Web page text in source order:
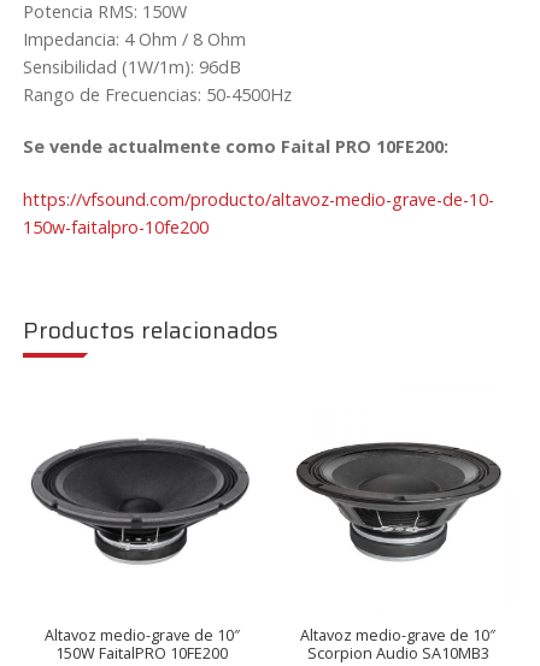
Potencia RMS: 150W
Impedancia: 4 Ohm / 8 Ohm
Sensibilidad (1W/1m): 96dB
Rango de Frecuencias: 50-4500Hz
Se vende actualmente como Faital PRO 10FE200:
https://vfsound.com/producto/altavoz-medio-grave-de-10-
150w-faitalpro-10fe200
Productos relacionados
Altavoz medio-grave de 10″
150W FaitalPRO 10FE200
Altavoz medio-grave de 10″
Scorpion Audio SA10MB3